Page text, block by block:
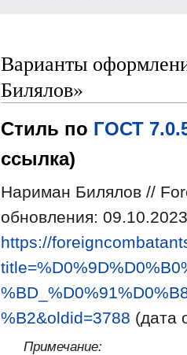
Варианты
Билялов»
Стиль по ГОСТ
ссылка)
Нариман Билялов //
обновления:
https://
%B2&oldid=3788 (дата
Примечание: